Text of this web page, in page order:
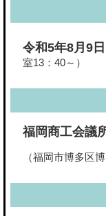
令和5年8月9
室13：40～）
福岡商工会議
（福岡市博多区